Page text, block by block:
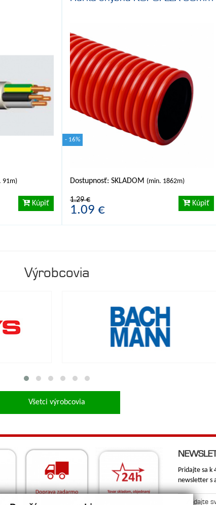
91m)
Kúpiť
- 16%
Dostupnosť: SKLADOM (min. 1862m)
1.29 €
1.09 € Kúpiť
Výrobcovia
Všetci výrobcovia
Pridajte sa k
newsletter s